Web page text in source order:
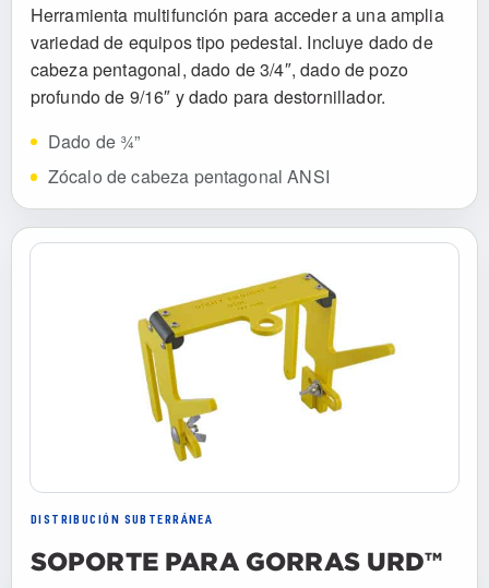
Herramienta multifunción para acceder a una amplia
variedad de equipos tipo pedestal. Incluye dado de
cabeza pentagonal, dado de 3/4″, dado de pozo
profundo de 9/16″ y dado para destornillador.
Dado de ¾”
Zócalo de cabeza pentagonal ANSI
DISTRIBUCIÓN SUBTERRÁNEA
SOPORTE PARA GORRAS URD™